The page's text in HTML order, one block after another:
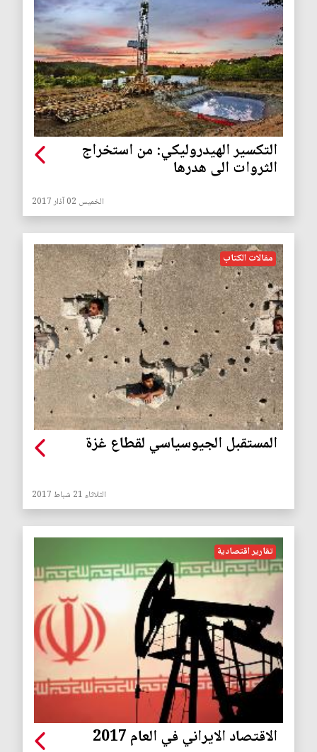
التكسير الهيدروليكي: من استخراج
الثروات الى هدرها
الخميس 02 آذار 2017
مقالات الكتاب
المستقبل الجيوسياسي لقطاع غزة
الثلاثاء 21 شباط 2017
تقارير اقتصادية
الاقتصاد الايراني في العام 2017